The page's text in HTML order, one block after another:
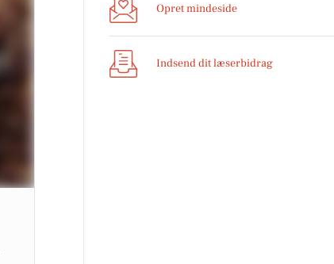
Opret mindeside
Indsend dit læserbidrag